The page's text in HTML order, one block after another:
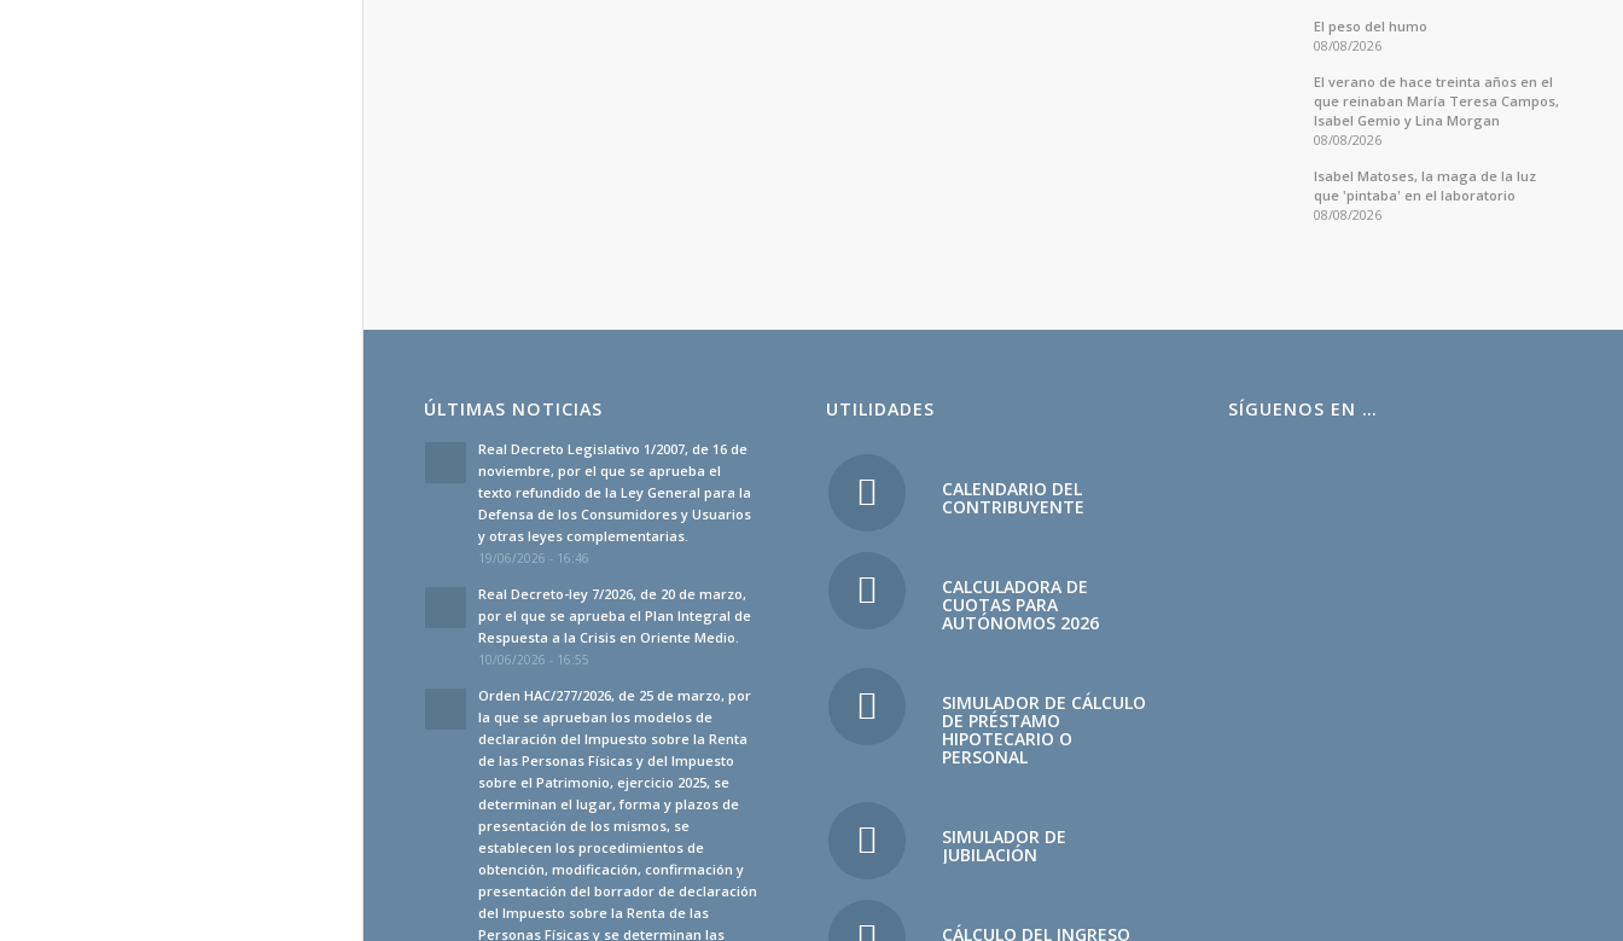
El peso del humo
08/08/2026
El verano de hace treinta años en el
que reinaban María Teresa Campos,
Isabel Gemio y Lina Morgan
08/08/2026
Isabel Matoses, la maga de la luz
que 'pintaba' en el laboratorio
08/08/2026
ÚLTIMAS NOTICIAS
Real Decreto Legislativo 1/2007, de 16 de
noviembre, por el que se aprueba el
texto refundido de la Ley General para la
Defensa de los Consumidores y Usuarios
y otras leyes complementarias.
19/06/2026 - 16:46
Real Decreto-ley 7/2026, de 20 de marzo,
por el que se aprueba el Plan Integral de
Respuesta a la Crisis en Oriente Medio.
10/06/2026 - 16:55
Orden HAC/277/2026, de 25 de marzo, por
la que se aprueban los modelos de
declaración del Impuesto sobre la Renta
de las Personas Físicas y del Impuesto
sobre el Patrimonio, ejercicio 2025, se
determinan el lugar, forma y plazos de
presentación de los mismos, se
establecen los procedimientos de
obtención, modificación, confirmación y
presentación del borrador de declaración
del Impuesto sobre la Renta de las
Personas Físicas y se determinan las
UTILIDADES
CALENDARIO DEL
CONTRIBUYENTE
CALCULADORA DE
CUOTAS PARA
AUTÓNOMOS 2026
SIMULADOR DE CÁLCULO
DE PRÉSTAMO
HIPOTECARIO O
PERSONAL
SIMULADOR DE
JUBILACIÓN
CÁLCULO DEL INGRESO
SÍGUENOS EN …